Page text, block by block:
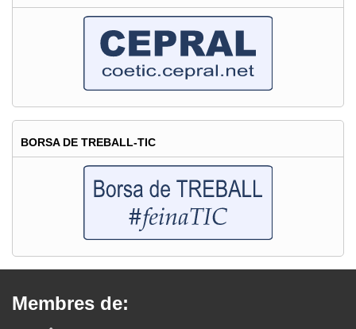
BORSA DE TREBALL-TIC
Membres de: